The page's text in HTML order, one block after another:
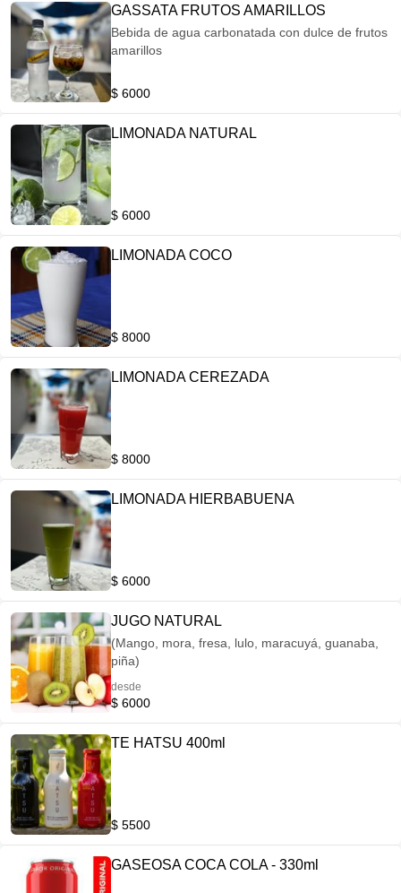
GASSATA FRUTOS AMARILLOS
Bebida de agua carbonatada con dulce de frutos
amarillos
$ 6000
LIMONADA NATURAL
$ 6000
LIMONADA COCO
$ 8000
LIMONADA CEREZADA
$ 8000
LIMONADA HIERBABUENA
$ 6000
JUGO NATURAL
(Mango, mora, fresa, lulo, maracuyá, guanaba,
piña)
desde
$ 6000
TE HATSU 400ml
$ 5500
GASEOSA COCA COLA - 330ml